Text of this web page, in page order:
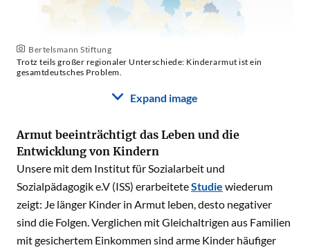
Bertelsmann Stiftung
Trotz teils großer regionaler Unterschiede: Kinderarmut ist ein
gesamtdeutsches Problem.
Expand image
Armut beeinträchtigt das Leben und die
Entwicklung von Kindern
Unsere mit dem Institut für Sozialarbeit und
Sozialpädagogik e.V (ISS) erarbeiteteStudie wiederum
zeigt: Je länger Kinder in Armut leben, desto negativer
sind die Folgen. Verglichen mit Gleichaltrigen aus Familien
mit gesichertem Einkommen sind arme Kinder häufiger